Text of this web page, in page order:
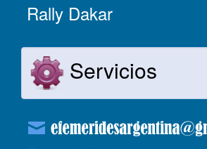
Rally Dakar
Servicios